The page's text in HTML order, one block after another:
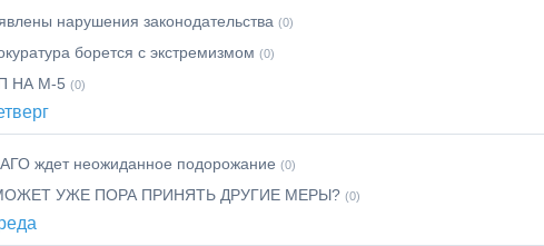
нарушения законодательства (0)
борется с экстремизмом (0)
НА М-5 (0)
ждет неожиданное подорожание (0)
УЖЕ ПОРА ПРИНЯТЬ ДРУГИЕ МЕРЫ? (0)